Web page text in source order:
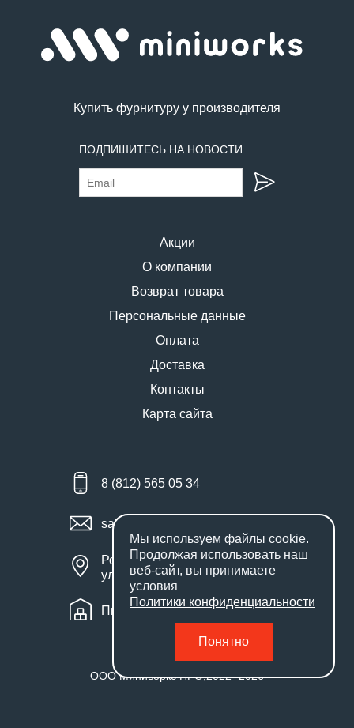
Купить фурнитуру у производителя
ПОДПИШИТЕСЬ НА НОВОСТИ
Акции
О компании
Возврат товара
Персональные данные
Оплата
Доставка
Контакты
Карта сайта
8 (812) 565 05 34
sales@miniworks.ru
Россия, Санкт-Петербург,
улица Маршала Новикова, 28Е
Пн – Пт: с 9:00 до 18:00
ООО Миниворкс ПРО,2022- 2026
Мы используем файлы cookie.
Продолжая использовать наш
веб-сайт, вы принимаете
условия
Политики конфиденциальности
Понятно